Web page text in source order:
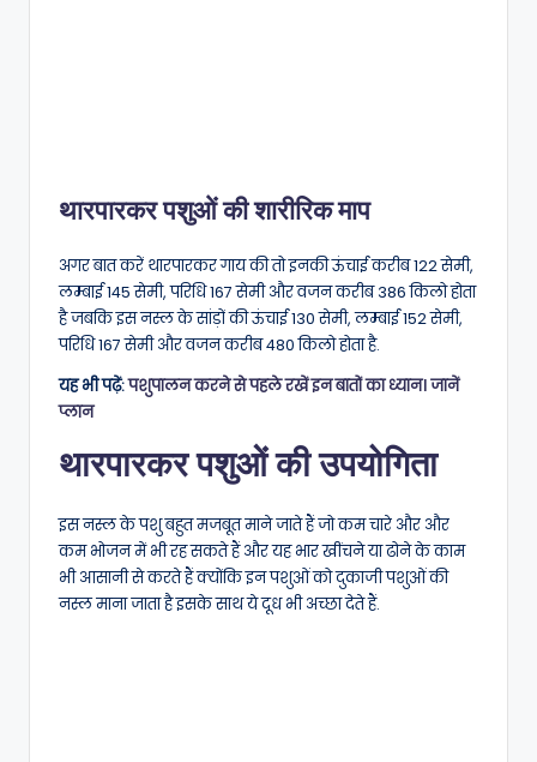
थारपारकर पशुओं की शारीरिक माप
अगर बात करें थारपारकर गाय की तो इनकी ऊंचाई करीब 122 सेमी,
लम्बाई 145 सेमी, परिधि 167 सेमी और वजन करीब 386 किलो होता
है जबकि इस नस्ल के सांड़ों की ऊंचाई 130 सेमी, लम्बाई 152 सेमी,
परिधि 167 सेमी और वजन करीब 480 किलो होता है.
यह भी पढ़ें:पशुपालन करने से पहले रखें इन बातों का ध्यान। जानें
प्लान
थारपारकर पशुओं की उपयोगिता
इस नस्ल के पशु बहुत मजबूत माने जाते हैं जो कम चारे और और
कम भोजन में भी रह सकते हैं और यह भार खींचने या ढोने के काम
भी आसानी से करते हैं क्योंकि इन पशुओं को दुकाजी पशुओं की
नस्ल माना जाता है इसके साथ ये दूध भी अच्छा देते हैं.